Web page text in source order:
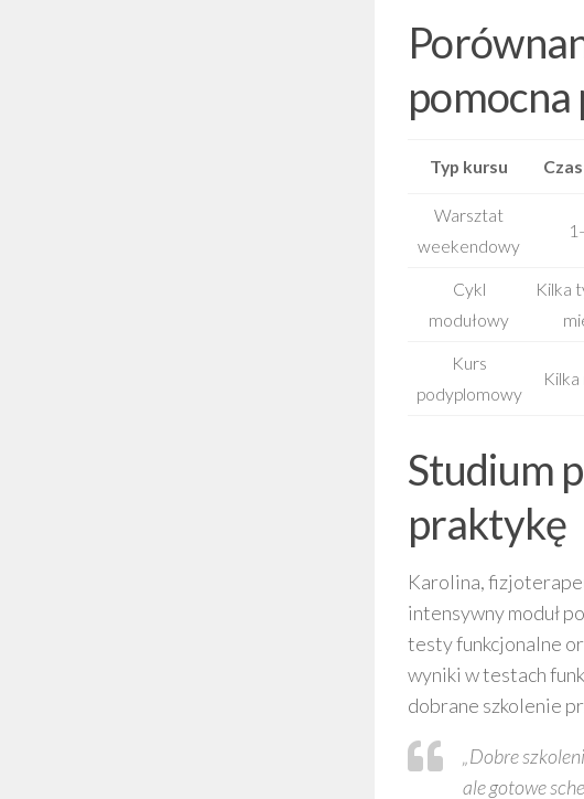
Typ kursu
Warsztat
weekendowy
Cykl
modułowy
Kilka
Kurs
podyplomowy
Studium
praktykę
Karolina,
intensywny moduł
testy funkcjonalne
wyniki w testach
dobrane szkolenie
„Dobre
ale gotowe